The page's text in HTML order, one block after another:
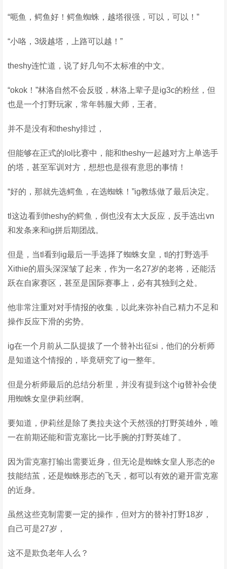
“呃鱼，鳄鱼好！鳄鱼蜘蛛，越塔很强，可以，可以！”
“小咯，3级越塔，上路可以越！”
theshy连忙道，说了好几句不太标准的中文。
“okok！”林洛自然不会反驳，林洛上辈子是ig3c的粉丝，但
也是一个打野玩家，常年韩服大师，王者。
并不是没有和theshy排过，
但能够在正式的lol比赛中，能和theshy一起越对方上单选手
的塔，甚至军训对方，想想也是很有意思的事情！
“好的，那就先选鳄鱼，在选蜘蛛！”ig教练做了最后决定。
tl这边看到theshy的鳄鱼，倒也没有太大反应，反手选出vn
和发条来和ig拼后期团战。
但是，当tl看到ig最后一手选择了蜘蛛女皇，tl的打野选手
Xithie的眉头深深皱了起来，作为一名27岁的老将，还能活
跃在自家赛区，甚至是国际赛事上，必有其独到之处。
他非常注重对对手情报的收集，以此来弥补自己精力不足和
操作反应下滑的劣势。
ig在一个月前从二队提拔了一个替补出征si，他们的分析师
是知道这个情报的，毕竟研究了ig一整年。
但是分析师最后的总结分析里，并没有提到这个ig替补会使
用蜘蛛女皇伊莉丝啊。
要知道，伊莉丝是除了奥拉夫这个天然强的打野英雄外，唯
一在前期还能和雷克塞比一比手腕的打野英雄了。
因为雷克塞打输出需要近身，但无论是蜘蛛女皇人形态的e
技能结茧，还是蜘蛛形态的飞天，都可以有效的避开雷克塞
的近身。
虽然这些克制需要一定的操作，但对方的替补打野18岁，
自己可是27岁，
这不是欺负老年人么？